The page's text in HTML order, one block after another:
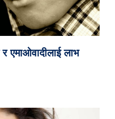
एमाओवादीलाई लाभ